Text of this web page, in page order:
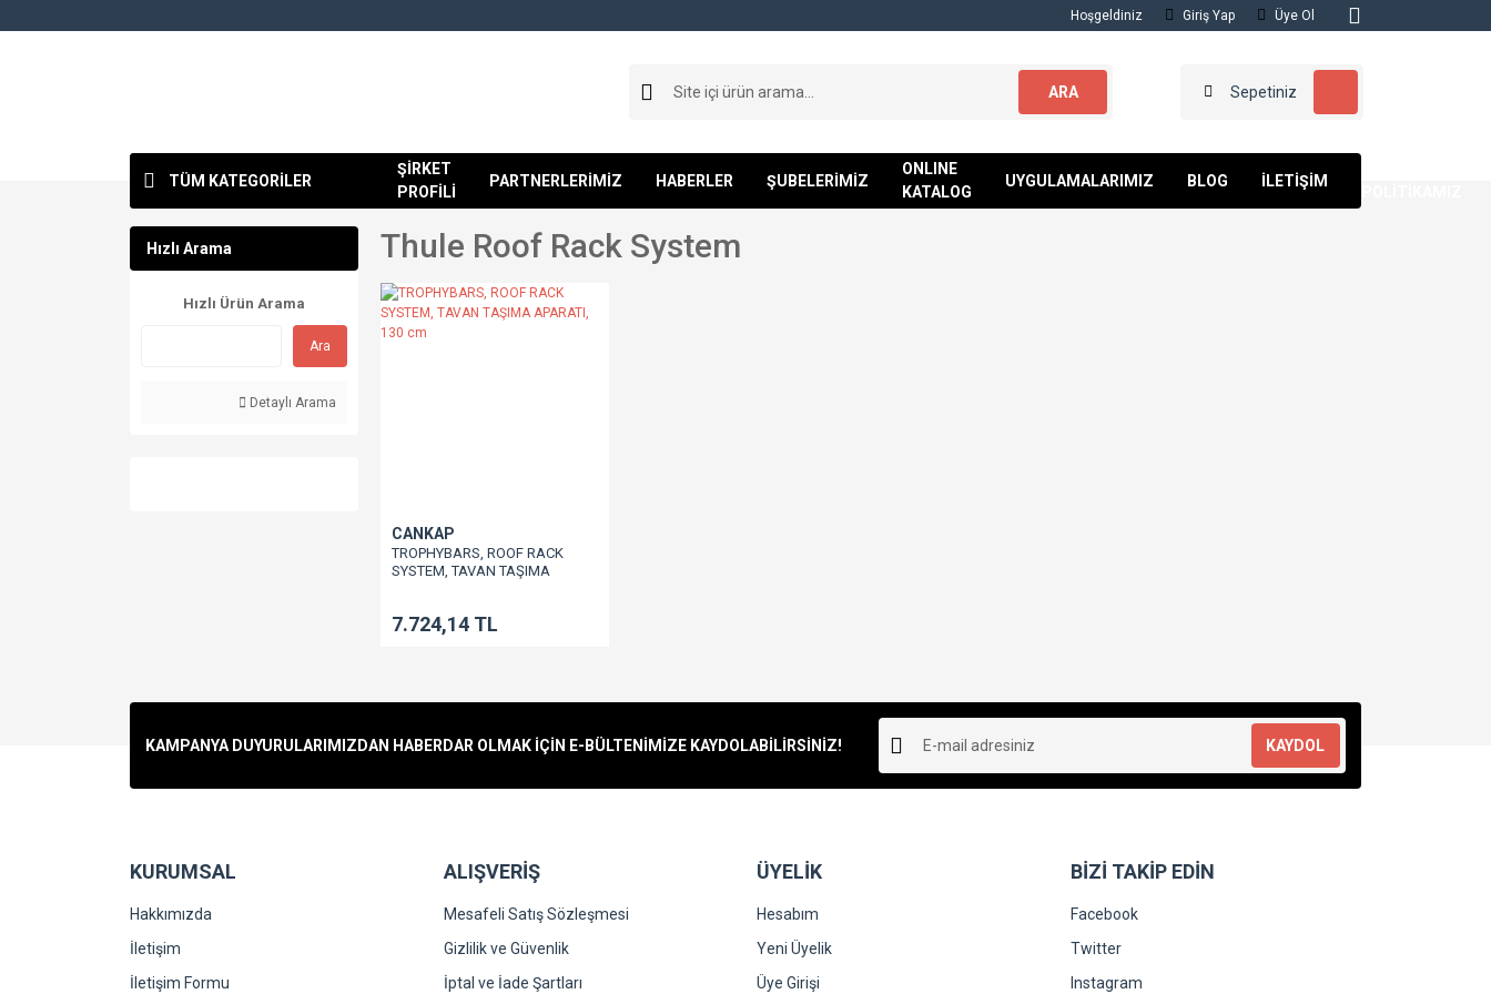
Hoşgeldiniz Giriş Yap Üye Ol
ARA Sepetiniz
TÜM KATEGORİLER
ŞİRKET
PROFİLİ
PARTNERLERİMİZ HABERLER ŞUBELERİMİZ
ONLINE
KATALOG
UYGULAMALARIMIZ BLOG İLETİŞİM
Hızlı Arama
Hızlı Ürün Arama
Ara
Detaylı Arama
Thule Roof Rack System
CANKAP
TROPHYBARS, ROOF RACK
SYSTEM, TAVAN TAŞIMA
7.724,14 TL
KAMPANYA DUYURULARIMIZDAN HABERDAR OLMAK İÇİN E-BÜLTENİMİZE KAYDOLABİLİRSİNİZ! KAYDOL
KURUMSAL
Hakkımızda
İletişim
İletişim Formu
ALIŞVERİŞ
Mesafeli Satış Sözleşmesi
Gizlilik ve Güvenlik
İptal ve İade Şartları
ÜYELİK
Hesabım
Yeni Üyelik
Üye Girişi
BİZİ TAKİP EDİN
Facebook
Twitter
Instagram